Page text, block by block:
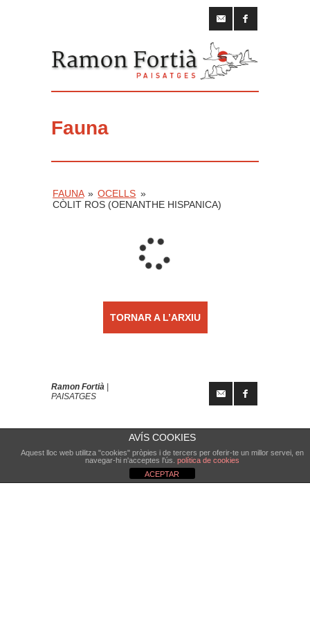
Fauna
FAUNA » OCELLS »
CÒLIT ROS (OENANTHE HISPANICA)
TORNAR A L’ARXIU
Ramon Fortià
PAISATGES
AVÍS COOKIES
Aquest lloc web utilitza "cookies" pròpies i de tercers per oferir-te un millor servei, en
navegar-hi n'acceptes l'ús. política de cookies
ACEPTAR